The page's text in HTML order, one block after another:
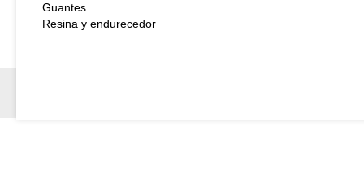
Guantes
Resina y endurecedor